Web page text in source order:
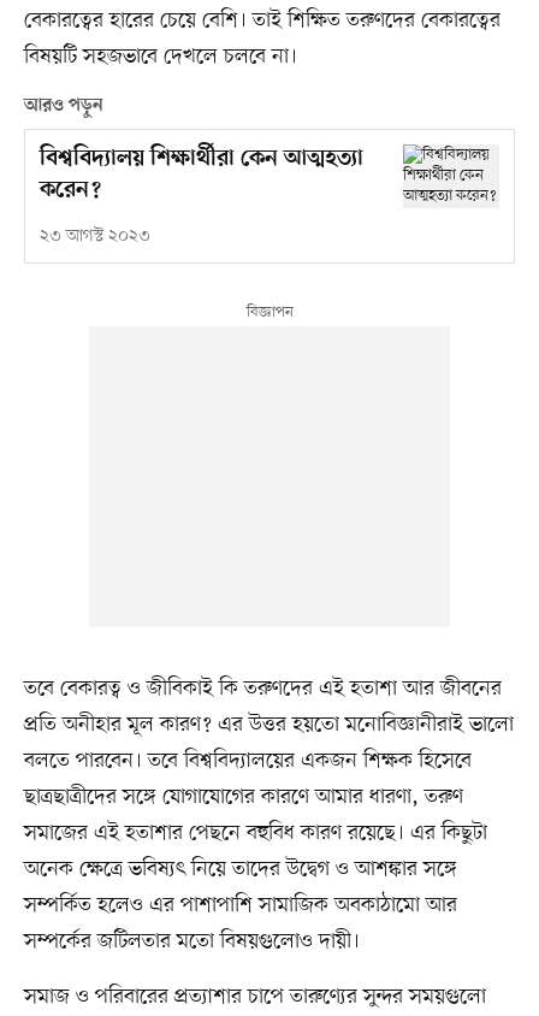
বেকারত্বের হারের চেয়ে বেশি। তাই শিক্ষিত তরুণদের বেকারত্বের
বিষয়টি সহজভাবে দেখলে চলবে না।
আরও পড়ুন
বিশ্ববিদ্যালয় শিক্ষার্থীরা কেন আত্মহত্যা
করেন?
২৩ আগস্ট ২০২৩
তবে বেকারত্ব ও জীবিকাই কি তরুণদের এই হতাশা আর জীবনের
প্রতি অনীহার মূল কারণ? এর উত্তর হয়তো মনোবিজ্ঞানীরাই ভালো
বলতে পারবেন। তবে বিশ্ববিদ্যালয়ের একজন শিক্ষক হিসেবে
ছাত্রছাত্রীদের সঙ্গে যোগাযোগের কারণে আমার ধারণা, তরুণ
সমাজের এই হতাশার পেছনে বহুবিধ কারণ রয়েছে। এর কিছুটা
অনেক ক্ষেত্রে ভবিষ্যৎ নিয়ে তাদের উদ্বেগ ও আশঙ্কার সঙ্গে
সম্পর্কিত হলেও এর পাশাপাশি সামাজিক অবকাঠামো আর
সম্পর্কের জটিলতার মতো বিষয়গুলোও দায়ী।
সমাজ ও পরিবারের প্রত্যাশার চাপে তারুণ্যের সুন্দর সময়গুলো